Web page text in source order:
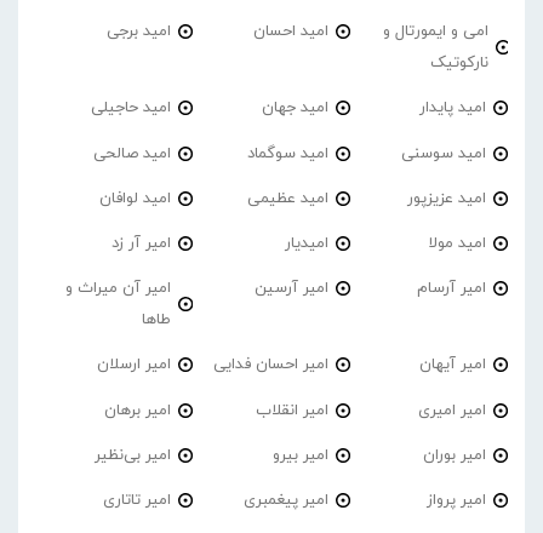
امی و ایمورتال و
نارکوتیک
امید احسان امید برجی
امید پایدار امید جهان امید حاجیلی
امید سوسنی امید سوگماد امید صالحی
امید عزیزپور امید عظیمی امید لوافان
امید مولا امیدیار امیر آر زد
امیر آرسام امیر آرسین
امیر آن میراث و
طاها
امیر آیهان امیر احسان فدایی امیر ارسلان
امیر امیری امیر انقلاب امیر برهان
امیر‌ بوران امیر بیرو امیر بی‌نظیر
امیر پرواز امیر پیغمبری امیر تاتاری